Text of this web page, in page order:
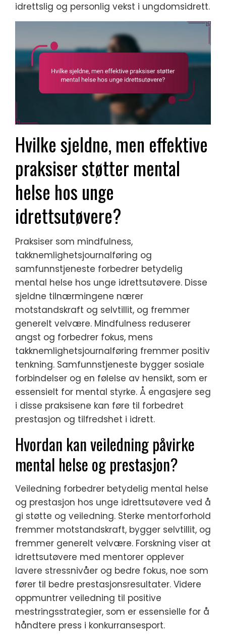
idrettslig og personlig vekst i ungdomsidrett.
Hvilke sjeldne, men effektive
praksiser støtter mental
helse hos unge
idrettsutøvere?
Praksiser som mindfulness,
takknemlighetsjournalføring og
samfunnstjeneste forbedrer betydelig
mental helse hos unge idrettsutøvere. Disse
sjeldne tilnærmingene nærer
motstandskraft og selvtillit, og fremmer
generelt velvære. Mindfulness reduserer
angst og forbedrer fokus, mens
takknemlighetsjournalføring fremmer positiv
tenkning. Samfunnstjeneste bygger sosiale
forbindelser og en følelse av hensikt, som er
essensielt for mental styrke. Å engasjere seg
i disse praksisene kan føre til forbedret
prestasjon og tilfredshet i idrett.
Hvordan kan veiledning påvirke
mental helse og prestasjon?
Veiledning forbedrer betydelig mental helse
og prestasjon hos unge idrettsutøvere ved å
gi støtte og veiledning. Sterke mentorforhold
fremmer motstandskraft, bygger selvtillit, og
fremmer generelt velvære. Forskning viser at
idrettsutøvere med mentorer opplever
lavere stressnivåer og bedre fokus, noe som
fører til bedre prestasjonsresultater. Videre
oppmuntrer veiledning til positive
mestringsstrategier, som er essensielle for å
håndtere press i konkurransesport.